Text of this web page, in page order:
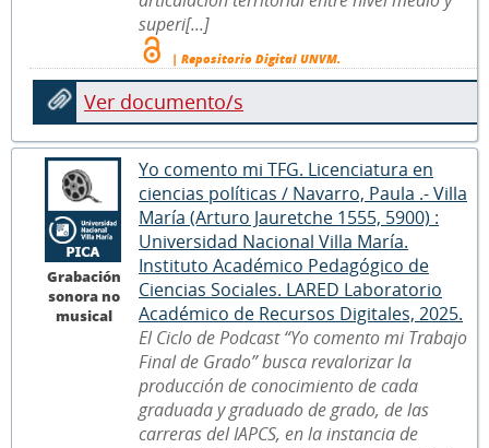
superi[...]
| Repositorio Digital UNVM.
Ver documento/s
Grabación
sonora no
musical
Yo comento mi TFG. Licenciatura en
ciencias políticas / Navarro, Paula .- Villa
María (Arturo Jauretche 1555, 5900) :
Universidad Nacional Villa María.
Instituto Académico Pedagógico de
Ciencias Sociales. LARED Laboratorio
Académico de Recursos Digitales, 2025.
El Ciclo de Podcast “Yo comento mi Trabajo
Final de Grado” busca revalorizar la
producción de conocimiento de cada
graduada y graduado de grado, de las
carreras del IAPCS, en la instancia de